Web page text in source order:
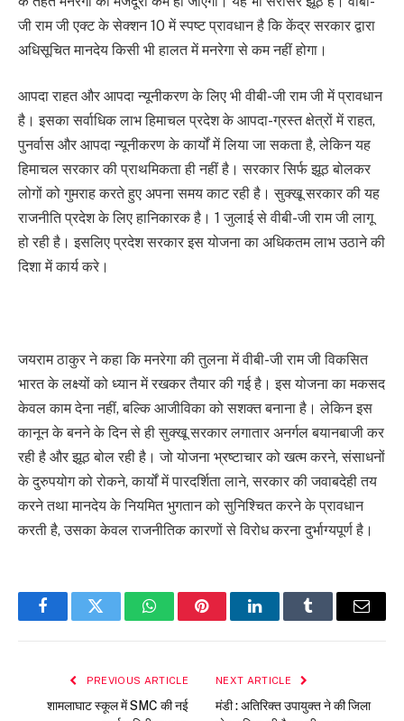
जी राम जी एक्ट के सेक्शन 10 में स्पष्ट प्रावधान है कि केंद्र सरकार द्वारा
अधिसूचित मानदेय किसी भी हालत में मनरेगा से कम नहीं होगा।
आपदा राहत और आपदा न्यूनीकरण के लिए भी वीबी-जी राम जी में प्रावधान
है। इसका सर्वाधिक लाभ हिमाचल प्रदेश के आपदा-ग्रस्त क्षेत्रों में राहत,
पुनर्वास और आपदा न्यूनीकरण के कार्यों में लिया जा सकता है, लेकिन यह
हिमाचल सरकार की प्राथमिकता ही नहीं है। सरकार सिर्फ झूठ बोलकर
लोगों को गुमराह करते हुए अपना समय काट रही है। सुक्खू सरकार की यह
राजनीति प्रदेश के लिए हानिकारक है। 1 जुलाई से वीबी-जी राम जी लागू
हो रही है। इसलिए प्रदेश सरकार इस योजना का अधिकतम लाभ उठाने की
दिशा में कार्य करे।
जयराम ठाकुर ने कहा कि मनरेगा की तुलना में वीबी-जी राम जी विकसित
भारत के लक्ष्यों को ध्यान में रखकर तैयार की गई है। इस योजना का मकसद
केवल काम देना नहीं, बल्कि आजीविका को सशक्त बनाना है। लेकिन इस
कानून के बनने के दिन से ही सुक्खू सरकार लगातार अनर्गल बयानबाजी कर
रही है और झूठ बोल रही है। जो योजना भ्रष्टाचार को खत्म करने, संसाधनों
के दुरुपयोग को रोकने, कार्यों में पारदर्शिता लाने, सरकार की जवाबदेही तय
करने तथा मानदेय के नियमित भुगतान को सुनिश्चित करने के प्रावधान
करती है, उसका केवल राजनीतिक कारणों से विरोध करना दुर्भाग्यपूर्ण है।
FacebookTwitter WhatsAppPinterestLinkedInTumblr Email
PREVIOUS ARTICLE
शामलाघाट स्कूल में SMC की नई
NEXT ARTICLE
मंडी : अतिरिक्त उपायुक्त ने की जिला